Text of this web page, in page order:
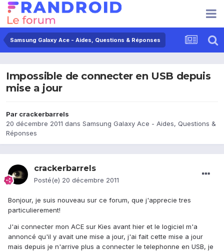
Samsung Galaxy Ace - Aides, Questions & Réponses
Impossible de connecter en USB depuis
mise a jour
Par crackerbarrels
20 décembre 2011 dans Samsung Galaxy Ace - Aides, Questions &
Réponses
crackerbarrels
Posté(e) 20 décembre 2011
Bonjour, je suis nouveau sur ce forum, que j'apprecie tres
particulierement!
J'ai connecter mon ACE sur Kies avant hier et le logiciel m'a
annoncé qu'il y avait une mise a jour, j'ai fait cette mise a jour
mais depuis je n'arrive plus a connecter le telephonne en USB, je